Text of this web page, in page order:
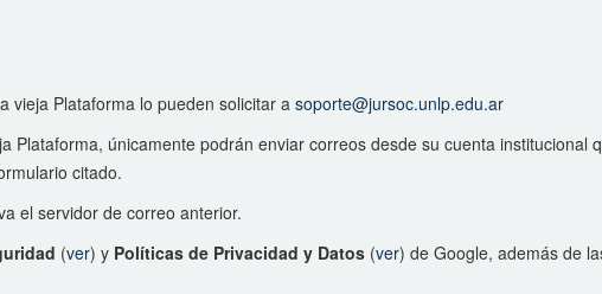
vieja Plataforma lo pueden solicitar a soporte@jursoc.unlp.edu.ar
únicamente podrán enviar correos desde su cuenta institucional
citado.
el servidor de correo anterior.
(ver) y Políticas de Privacidad y Datos (ver) de Google, además de